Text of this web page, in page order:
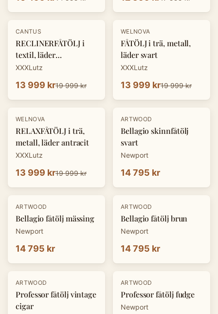
-30%
CANTUS
RECLINERFÅTÖLJ i
textil, läder
cognacfärgad
XXXLutz
13 999 kr19 999 kr
-30 %
WELNOVA
FÅTÖLJ i trä, metall,
läder svart
XXXLutz
13 999 kr19 999 kr
-30 %
WELNOVA
RELAXFÅTÖLJ i trä,
metall, läder antracit
XXXLutz
13 999 kr19 999 kr
ARTWOOD
Bellagio skinnfåtölj
svart
Newport
14 795 kr
ARTWOOD
Bellagio fåtölj mässing
Newport
14 795 kr
ARTWOOD
Bellagio fåtölj brun
Newport
14 795 kr
ARTWOOD
Professor fåtölj vintage
cigar
ARTWOOD
Professor fåtölj fudge
Newport